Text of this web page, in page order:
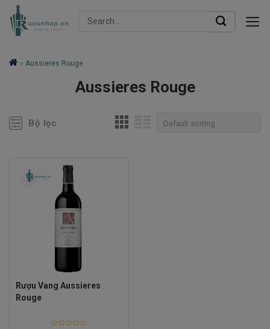
Skip
Search
» Aussieres Rouge
Aussieres Rouge
Bộ lọc
Rượu Vang Aussieres
Rouge